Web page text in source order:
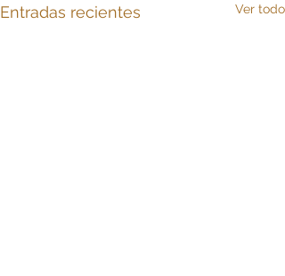
Entradas recientes Ver todo